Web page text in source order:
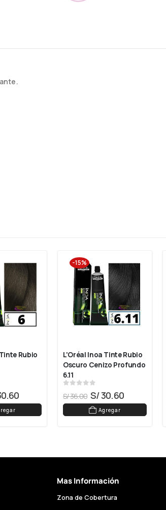
Rubio
-15%
L'Oréal Inoa Tinte Rubio
Oscuro Cenizo Profundo
6.11
S/36.00 S/30.60
Agregar
Mas Información
Zona de Cobertura